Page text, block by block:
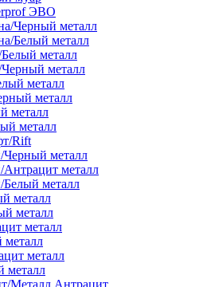
ЭВО
Черный металл
Белый металл
металл
металл
металл
металл
металл
металл
Rift
металл
металл
металл
металл
металл
металл
металл
металл
Металл Антрацит